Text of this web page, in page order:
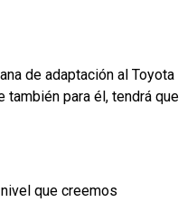
de adaptación al Toyota
también para él, tendrá que
que creemos